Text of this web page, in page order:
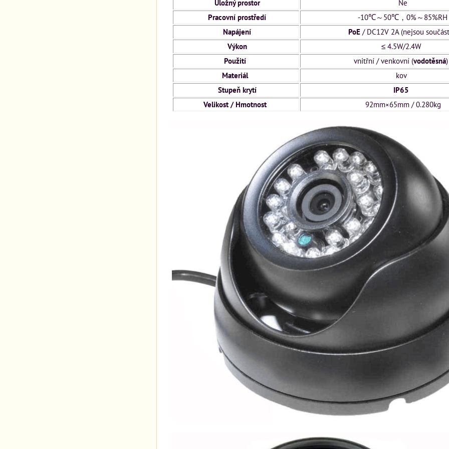
Úložný prostor
Ne
Pracovní prostředí
-10℃～50℃，0%～85%RH
Napájení
PoE / DC12V 2A (nejsou
Výkon
≤ 4.5W/2.4W
Použití
vnitřní / venkovní (vodotěsná
Materiál
kov
Stupeň krytí
IP65
Velikost / Hmotnost
92mm×65mm / 0.280kg